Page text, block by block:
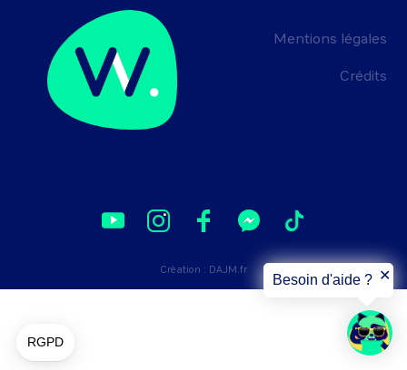
Création : DAJM.fr
Mentions légales
Crédits
Besoin d'aide ? ✕